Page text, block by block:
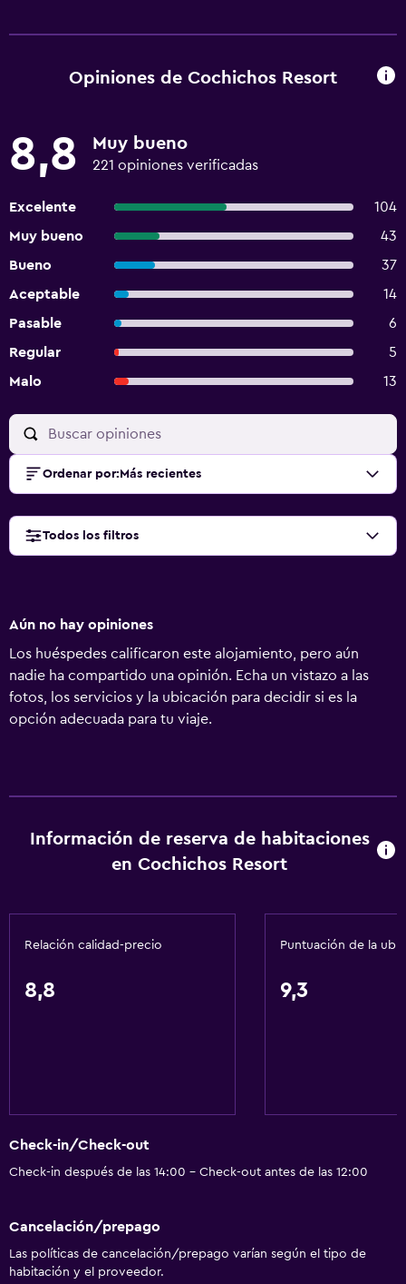
Opiniones de Cochichos Resort
8,8 Muy bueno
221 opiniones verificadas
Excelente
104
Muy bueno
43
Bueno
37
Aceptable
14
Pasable
6
Regular
5
Malo
13
Ordenar por: Más recientes
Todos los filtros
Aún no hay opiniones
Los huéspedes calificaron este alojamiento, pero aún
nadie ha compartido una opinión. Echa un vistazo a las
fotos, los servicios y la ubicación para decidir si es la
opción adecuada para tu viaje.
Información de reserva de habitaciones
en Cochichos Resort
Relación calidad-precio
8,8
Puntuación de la
9,3
Check-in/Check-out
Check-in después de las 14:00 - Check-out antes de las 12:00
Cancelación/prepago
Las políticas de cancelación/prepago varían según el tipo de
habitación y el proveedor.